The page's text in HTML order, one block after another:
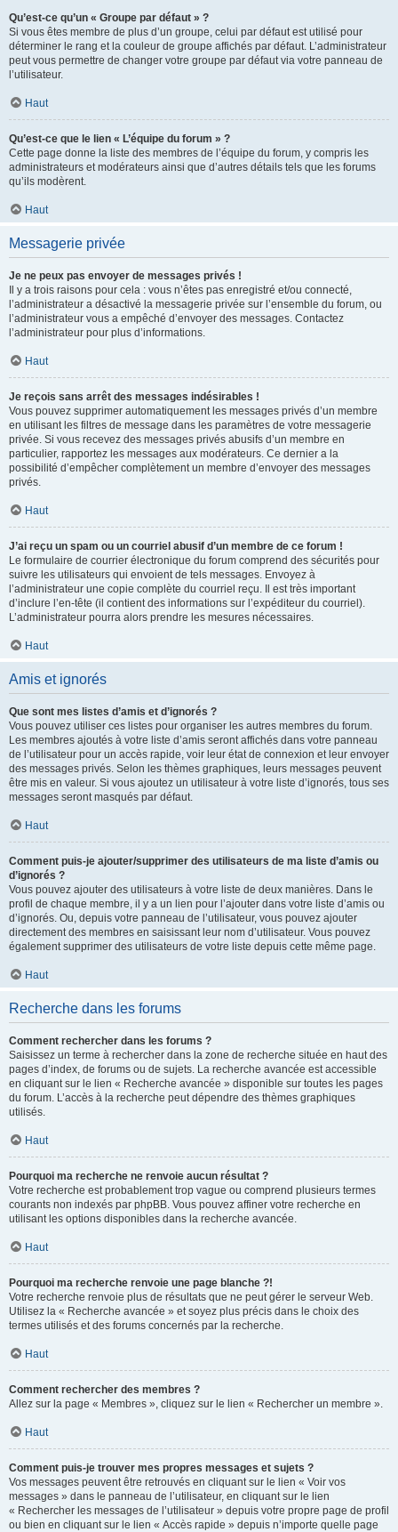
Qu’est-ce qu’un « Groupe par défaut » ?
Si vous êtes membre de plus d’un groupe, celui par défaut est utilisé pour
déterminer le rang et la couleur de groupe affichés par défaut. L’administrateur
peut vous permettre de changer votre groupe par défaut via votre panneau de
l’utilisateur.
Haut
Qu’est-ce que le lien « L’équipe du forum » ?
Cette page donne la liste des membres de l’équipe du forum, y compris les
administrateurs et modérateurs ainsi que d’autres détails tels que les forums
qu’ils modèrent.
Haut
Messagerie privée
Je ne peux pas envoyer de messages privés !
Il y a trois raisons pour cela : vous n’êtes pas enregistré et/ou connecté,
l’administrateur a désactivé la messagerie privée sur l’ensemble du forum, ou
l’administrateur vous a empêché d’envoyer des messages. Contactez
l’administrateur pour plus d’informations.
Haut
Je reçois sans arrêt des messages indésirables !
Vous pouvez supprimer automatiquement les messages privés d’un membre
en utilisant les filtres de message dans les paramètres de votre messagerie
privée. Si vous recevez des messages privés abusifs d’un membre en
particulier, rapportez les messages aux modérateurs. Ce dernier a la
possibilité d’empêcher complètement un membre d’envoyer des messages
privés.
Haut
J’ai reçu un spam ou un courriel abusif d’un membre de ce forum !
Le formulaire de courrier électronique du forum comprend des sécurités pour
suivre les utilisateurs qui envoient de tels messages. Envoyez à
l’administrateur une copie complète du courriel reçu. Il est très important
d’inclure l’en-tête (il contient des informations sur l’expéditeur du courriel).
L’administrateur pourra alors prendre les mesures nécessaires.
Haut
Amis et ignorés
Que sont mes listes d’amis et d’ignorés ?
Vous pouvez utiliser ces listes pour organiser les autres membres du forum.
Les membres ajoutés à votre liste d’amis seront affichés dans votre panneau
de l’utilisateur pour un accès rapide, voir leur état de connexion et leur envoyer
des messages privés. Selon les thèmes graphiques, leurs messages peuvent
être mis en valeur. Si vous ajoutez un utilisateur à votre liste d’ignorés, tous ses
messages seront masqués par défaut.
Haut
Comment puis-je ajouter/supprimer des utilisateurs de ma liste d’amis ou
d’ignorés ?
Vous pouvez ajouter des utilisateurs à votre liste de deux manières. Dans le
profil de chaque membre, il y a un lien pour l’ajouter dans votre liste d’amis ou
d’ignorés. Ou, depuis votre panneau de l’utilisateur, vous pouvez ajouter
directement des membres en saisissant leur nom d’utilisateur. Vous pouvez
également supprimer des utilisateurs de votre liste depuis cette même page.
Haut
Recherche dans les forums
Comment rechercher dans les forums ?
Saisissez un terme à rechercher dans la zone de recherche située en haut des
pages d’index, de forums ou de sujets. La recherche avancée est accessible
en cliquant sur le lien « Recherche avancée » disponible sur toutes les pages
du forum. L’accès à la recherche peut dépendre des thèmes graphiques
utilisés.
Haut
Pourquoi ma recherche ne renvoie aucun résultat ?
Votre recherche est probablement trop vague ou comprend plusieurs termes
courants non indexés par phpBB. Vous pouvez affiner votre recherche en
utilisant les options disponibles dans la recherche avancée.
Haut
Pourquoi ma recherche renvoie une page blanche ?!
Votre recherche renvoie plus de résultats que ne peut gérer le serveur Web.
Utilisez la « Recherche avancée » et soyez plus précis dans le choix des
termes utilisés et des forums concernés par la recherche.
Haut
Comment rechercher des membres ?
Allez sur la page « Membres », cliquez sur le lien « Rechercher un membre ».
Haut
Comment puis-je trouver mes propres messages et sujets ?
Vos messages peuvent être retrouvés en cliquant sur le lien « Voir vos
messages » dans le panneau de l’utilisateur, en cliquant sur le lien
« Rechercher les messages de l’utilisateur » depuis votre propre page de profil
ou bien en cliquant sur le lien « Accès rapide » depuis n’importe quelle page